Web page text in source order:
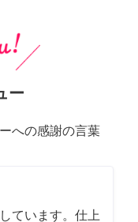
ー
への感謝の言葉
ています。仕上